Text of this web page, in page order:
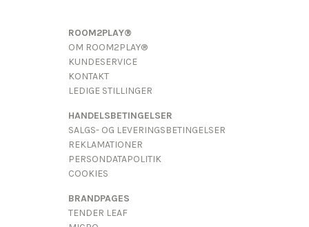
ROOM2PLAY®
OM ROOM2PLAY®
KUNDESERVICE
KONTAKT
LEDIGE STILLINGER
HANDELSBETINGELSER
SALGS- OG LEVERINGSBETINGELSER
REKLAMATIONER
PERSONDATAPOLITIK
COOKIES
BRANDPAGES
TENDER LEAF